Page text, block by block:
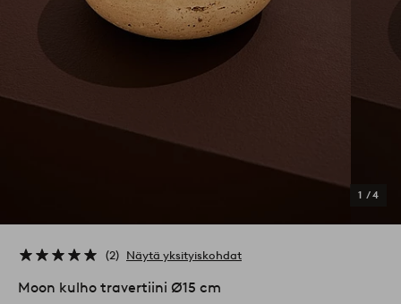
1 /4
2 Näytä yksityiskohdat
Moon kulho travertiini Ø15 cm